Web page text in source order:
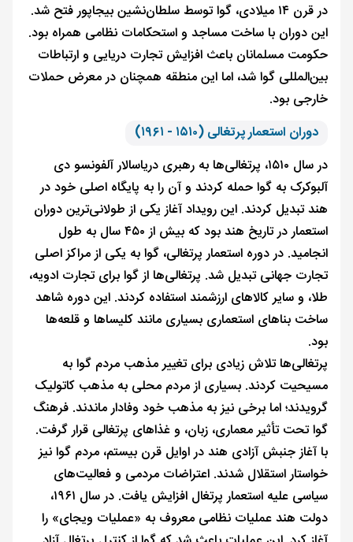
در قرن ۱۴ میلادی، گوا توسط سلطان‌نشین بیجاپور فتح شد.
این دوران با ساخت مساجد و استحکامات نظامی همراه بود.
حکومت مسلمانان باعث افزایش تجارت دریایی و ارتباطات
بین‌المللی گوا شد، اما این منطقه همچنان در معرض حملات
خارجی بود.
دوران استعمار پرتغالی (۱۵۱۰ - ۱۹۶۱)
در سال ۱۵۱۰، پرتغالی‌ها به رهبری دریاسالار آلفونسو دی
آلبوکرک به گوا حمله کردند و آن را به پایگاه اصلی خود در
هند تبدیل کردند. این رویداد آغاز یکی از طولانی‌ترین دوران
استعمار در تاریخ هند بود که بیش از ۴۵۰ سال به طول
انجامید. در دوره استعمار پرتغالی، گوا به یکی از مراکز اصلی
تجارت جهانی تبدیل شد. پرتغالی‌ها از گوا برای تجارت ادویه،
طلا، و سایر کالاهای ارزشمند استفاده کردند. این دوره شاهد
ساخت بناهای استعماری بسیاری مانند کلیساها و قلعه‌ها
بود.
پرتغالی‌ها تلاش زیادی برای تغییر مذهب مردم گوا به
مسیحیت کردند. بسیاری از مردم محلی به مذهب کاتولیک
گرویدند؛ اما برخی نیز به مذهب خود وفادار ماندند. فرهنگ
گوا تحت تأثیر معماری، زبان، و غذاهای پرتغالی قرار گرفت.
با آغاز جنبش آزادی هند در اوایل قرن بیستم، مردم گوا نیز
خواستار استقلال شدند. اعتراضات مردمی و فعالیت‌های
سیاسی علیه استعمار پرتغال افزایش یافت. در سال ۱۹۶۱،
دولت هند عملیات نظامی معروف به «عملیات ویجای» را